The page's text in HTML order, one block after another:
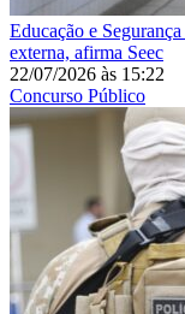
Educação e Segurança
externa, afirma Seec
22/07/2026 às 15:22
Concurso Público